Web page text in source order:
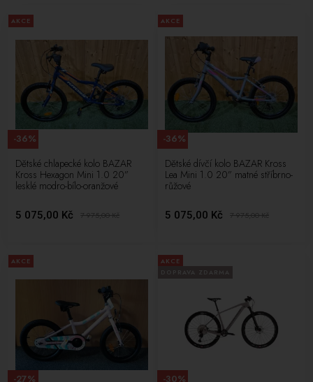
začátečníkem nebo profesionálem. S jejich vášní pro jízdu a
neustálým úsilím o inovace vám nabízejí možnost zažít krásu
cyklistiky naplno. Výběr kola není pouze nákupem, ale investicí do
aktivního a zdravého životního stylu. S KROSS máte jistotu kvality,
výkonu a nekonečného dobrodružství na dvou kolech.
AKCE
Dětské chlapecké kolo BAZAR
Kross Hexagon Mini 1.0 20”
lesklé modro-bílo-oranžové
5 075,00 Kč 7 975,00Kč
-36%
AKCE
Dětské dívčí kolo BAZAR Kross
Lea Mini 1.0 20” matné stříbrno-
růžové
5 075,00 Kč 7 975,00Kč
-36%
AKCE
-27%
AKCE
-30%